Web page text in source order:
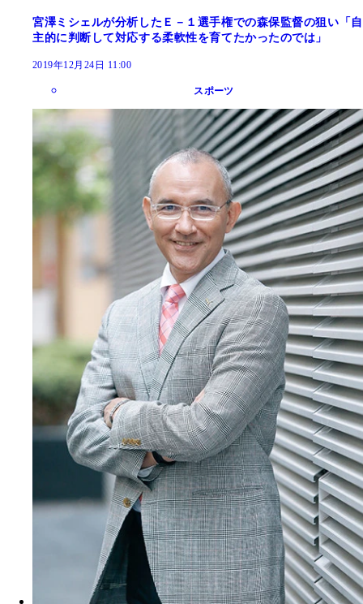
宮澤ミシェルが分析したＥ－１選手権での森保監督の狙い「自
主的に判断して対応する柔軟性を育てたかったのでは」
2019年12月24日 11:00
スポーツ